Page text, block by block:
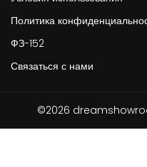
Политика
ФЗ-152
Связаться с нами
©2026